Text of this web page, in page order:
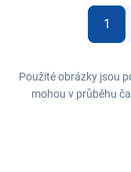
1
Použité obrázky jsou
mohou v průběhu